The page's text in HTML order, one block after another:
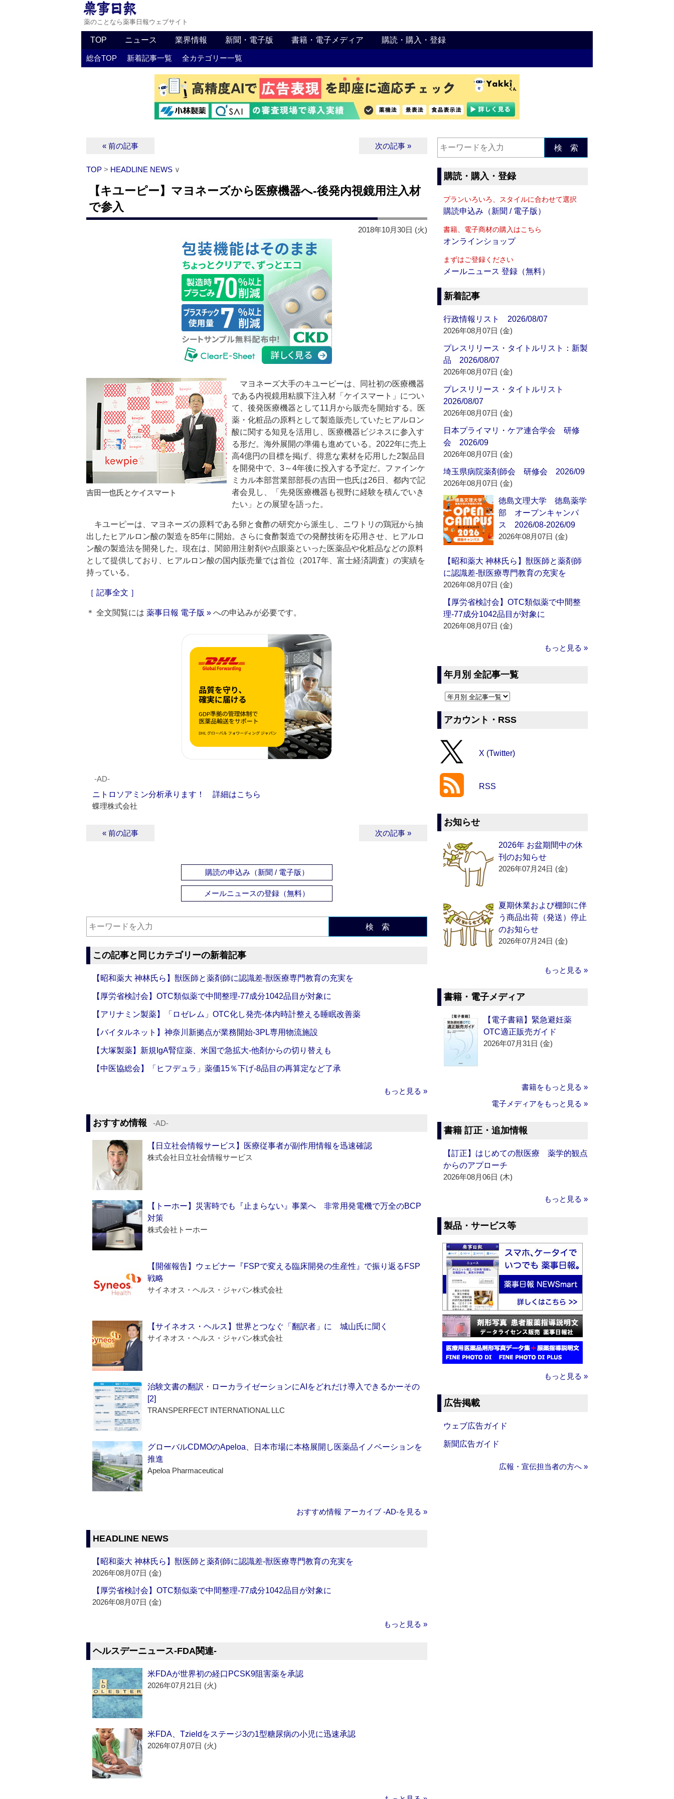
薬のことなら薬事日報ウェブサイト
TOP ニュース 業界情報 新聞・電子版 書籍・電子メディア 購読・購入・登録
総合TOP 新着記事一覧 全カテゴリー一覧
« 前の記事 次の記事 »
TOP > HEADLINE NEWS ∨
【キユーピー】マヨネーズから医療機器へ‐後発内視鏡用注入材
で参入
2018年10月30日 (火)
吉田一也氏とケイスマート
マヨネーズ大手のキユーピーは、同社初の医療機器
である内視鏡用粘膜下注入材「ケイスマート」につい
て、後発医療機器として11月から販売を開始する。医
薬・化粧品の原料として製造販売していたヒアルロン
酸に関する知見を活用し、医療機器ビジネスに参入す
る形だ。海外展開の準備も進めている。2022年に売上
高4億円の目標を掲げ、得意な素材を応用した2製品目
を開発中で、3～4年後に投入する予定だ。ファインケ
ミカル本部営業部部長の吉田一也氏は26日、都内で記
者会見し、「先発医療機器も視野に経験を積んでいき
たい」との展望を語った。
キユーピーは、マヨネーズの原料である卵と食酢の研究から派生し、ニワトリの鶏冠から抽
出したヒアルロン酸の製造を85年に開始。さらに食酢製造での発酵技術を応用させ、ヒアルロ
ン酸の製造法を開発した。現在は、関節用注射剤や点眼薬といった医薬品や化粧品などの原料
として提供しており、ヒアルロン酸の国内販売量では首位（2017年、富士経済調査）の実績を
持っている。
［ 記事全文 ］
＊ 全文閲覧には 薬事日報 電子版 » への申込みが必要です。
‐AD‐
ニトロソアミン分析承ります！ 詳細はこちら
蝶理株式会社
« 前の記事 次の記事 »
購読の申込み（新聞 / 電子版）
メールニュースの登録（無料）
検 索
この記事と同じカテゴリーの新着記事
【昭和薬大 神林氏ら】獣医師と薬剤師に認識差‐獣医療専門教育の充実を
【厚労省検討会】OTC類似薬で中間整理‐77成分1042品目が対象に
【アリナミン製薬】「ロゼレム」OTC化し発売‐体内時計整える睡眠改善薬
【バイタルネット】神奈川新拠点が業務開始‐3PL専用物流施設
【大塚製薬】新規IgA腎症薬、米国で急拡大‐他剤からの切り替えも
【中医協総会】「ヒフデュラ」薬価15％下げ‐8品目の再算定など了承
もっと見る »
おすすめ情報 ‐AD‐
【日立社会情報サービス】医療従事者が副作用情報を迅速確認
株式会社日立社会情報サービス
【トーホー】災害時でも『止まらない』事業へ 非常用発電機で万全のBCP
対策
株式会社トーホー
【開催報告】ウェビナー『FSPで変える臨床開発の生産性』で振り返るFSP
戦略
サイネオス・ヘルス・ジャパン株式会社
【サイネオス・ヘルス】世界とつなぐ「翻訳者」に 城山氏に聞く
サイネオス・ヘルス・ジャパン株式会社
治験文書の翻訳・ローカライゼーションにAIをどれだけ導入できるかーその
[2]
TRANSPERFECT INTERNATIONAL LLC
グローバルCDMOのApeloa、日本市場に本格展開し医薬品イノベーションを
推進
Apeloa Pharmaceutical
おすすめ情報 アーカイブ ‐AD‐を見る »
HEADLINE NEWS
【昭和薬大 神林氏ら】獣医師と薬剤師に認識差‐獣医療専門教育の充実を
2026年08月07日 (金)
【厚労省検討会】OTC類似薬で中間整理‐77成分1042品目が対象に
2026年08月07日 (金)
もっと見る »
ヘルスデーニュース‐FDA関連‐
米FDAが世界初の経口PCSK9阻害薬を承認
2026年07月21日 (火)
米FDA、Tzieldをステージ3の1型糖尿病の小児に迅速承認
2026年07月07日 (火)
検 索
購読・購入・登録
プランいろいろ、スタイルに合わせて選択
購読申込み（新聞 / 電子版）
書籍、電子商材の購入はこちら
オンラインショップ
まずはご登録ください
メールニュース 登録（無料）
新着記事
行政情報リスト 2026/08/07
2026年08月07日 (金)
プレスリリース・タイトルリスト：新製
品 2026/08/07
2026年08月07日 (金)
プレスリリース・タイトルリスト
2026/08/07
2026年08月07日 (金)
日本プライマリ・ケア連合学会 研修
会 2026/09
2026年08月07日 (金)
埼玉県病院薬剤師会 研修会 2026/09
2026年08月07日 (金)
徳島文理大学 徳島薬学
部 オープンキャンパ
ス 2026/08-2026/09
2026年08月07日 (金)
【昭和薬大 神林氏ら】獣医師と薬剤師
に認識差‐獣医療専門教育の充実を
2026年08月07日 (金)
【厚労省検討会】OTC類似薬で中間整
理‐77成分1042品目が対象に
2026年08月07日 (金)
もっと見る »
年月別 全記事一覧
アカウント・RSS
X (Twitter)
RSS
お知らせ
2026年 お盆期間中の休
刊のお知らせ
2026年07月24日 (金)
夏期休業および棚卸に伴
う商品出荷（発送）停止
のお知らせ
2026年07月24日 (金)
もっと見る »
書籍・電子メディア
【電子書籍】緊急避妊薬
OTC適正販売ガイド
2026年07月31日 (金)
書籍をもっと見る »
電子メディアをもっと見る »
書籍 訂正・追加情報
【訂正】はじめての獣医療 薬学的観点
からのアプローチ
2026年08月06日 (木)
もっと見る »
製品・サービス等
もっと見る »
広告掲載
ウェブ広告ガイド
新聞広告ガイド
広報・宣伝担当者の方へ »